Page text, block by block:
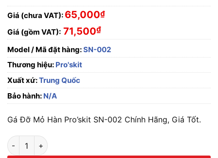
Giá (chưa VAT): 65,000₫
Giá (gồm VAT): 71,500₫
Model / Mã đặt hàng:SN-002
Thương hiệu: Pro'skit
Xuất xứ:Trung Quốc
Bảo hành: N/A
Gá Đỡ Mỏ Hàn Pro’skit SN-002 Chính Hãng, Giá Tốt.
Gá Đỡ Mỏ Hàn Pro'skit SN-002 số lượng